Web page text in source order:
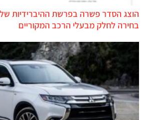
בחירה לחלק מבעלי הרכב המקוריים